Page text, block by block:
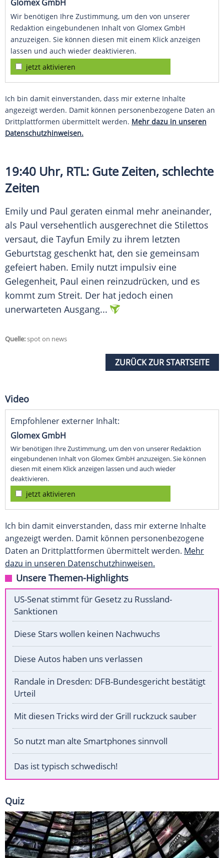
Glomex GmbH
Wir benötigen Ihre Zustimmung, um den von unserer
Redaktion eingebundenen Inhalt von Glomex GmbH
anzuzeigen. Sie können diesen mit einem Klick anzeigen
lassen und auch wieder deaktivieren.
jetzt aktivieren
Ich bin damit einverstanden, dass mir externe Inhalte
angezeigt werden. Damit können personenbezogene Daten an
Drittplattformen übermittelt werden. Mehr dazu in unseren
Datenschutzhinweisen.
19:40 Uhr, RTL: Gute Zeiten, schlechte
Zeiten
Emily und Paul geraten einmal mehr aneinander,
als Paul versehentlich ausgerechnet die Stilettos
versaut, die Tayfun Emily zu ihrem letzten
Geburtstag geschenkt hat, den sie gemeinsam
gefeiert haben. Emily nutzt impulsiv eine
Gelegenheit, Paul einen reinzudrücken, und es
kommt zum Streit. Der hat jedoch einen
unerwarteten Ausgang...
Quelle:spot on news
ZURÜCK ZUR STARTSEITE
Video
Empfohlener externer Inhalt:
Glomex GmbH
Wir benötigen Ihre Zustimmung, um den von unserer Redaktion
eingebundenen Inhalt von Glomex GmbH anzuzeigen. Sie können
diesen mit einem Klick anzeigen lassen und auch wieder
deaktivieren.
jetzt aktivieren
Ich bin damit einverstanden, dass mir externe Inhalte
angezeigt werden. Damit können personenbezogene
Daten an Drittplattformen übermittelt werden. Mehr
dazu in unseren Datenschutzhinweisen.
Unsere Themen-Highlights
US-Senat stimmt für Gesetz zu Russland-
Sanktionen
Diese Stars wollen keinen Nachwuchs
Diese Autos haben uns verlassen
Randale in Dresden: DFB-Bundesgericht bestätigt
Urteil
Mit diesen Tricks wird der Grill ruckzuck sauber
So nutzt man alte Smartphones sinnvoll
Das ist typisch schwedisch!
Quiz